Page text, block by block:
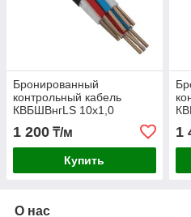
Бронированный
контрольный кабель
КВБШВнгLS 10х1,0
1 200 ₸/м
Купить
1
О нас